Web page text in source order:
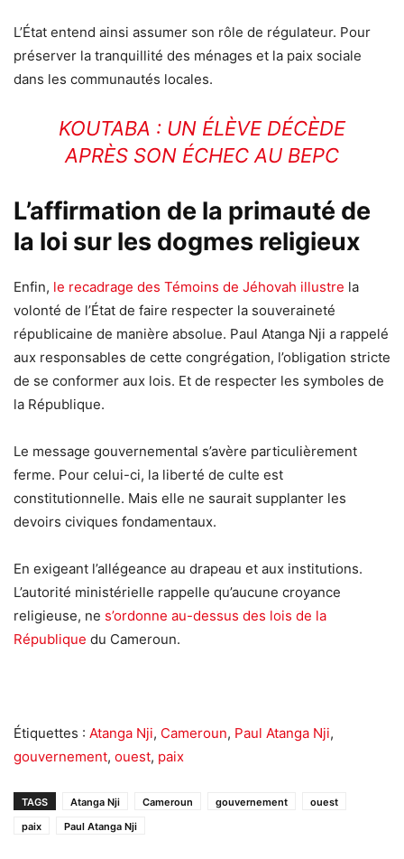
L’État entend ainsi assumer son rôle de régulateur. Pour
préserver la tranquillité des ménages et la paix sociale
dans les communautés locales.
KOUTABA : UN ÉLÈVE DÉCÈDE
APRÈS SON ÉCHEC AU BEPC
L’affirmation de la primauté de
la loi sur les dogmes religieux
Enfin, le recadrage des Témoins de Jéhovah illustre la
volonté de l’État de faire respecter la souveraineté
républicaine de manière absolue. Paul Atanga Nji a rappelé
aux responsables de cette congrégation, l’obligation stricte
de se conformer aux lois. Et de respecter les symboles de
la République.
Le message gouvernemental s’avère particulièrement
ferme. Pour celui-ci, la liberté de culte est
constitutionnelle. Mais elle ne saurait supplanter les
devoirs civiques fondamentaux.
En exigeant l’allégeance au drapeau et aux institutions.
L’autorité ministérielle rappelle qu’aucune croyance
religieuse, ne s’ordonne au-dessus des lois de la
République du Cameroun.
Étiquettes : Atanga Nji, Cameroun, Paul Atanga Nji,
gouvernement, ouest, paix
TAGS Atanga Nji Cameroun gouvernement
ouest
paix
Paul Atanga Nji